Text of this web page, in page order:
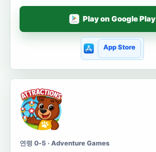
Play on Google Play
App Store
연령 0-5 · Adventure Games